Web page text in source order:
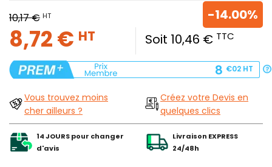
10,17 € HT
8,72 € HT Soit 10,46 € TTC
-14.00%
8 €02 HT
Vous trouvez moins
cher ailleurs ?
Créez votre Devis en
quelques clics
14 JOURS pour changer
d'avis
Livraison EXPRESS
24/48h